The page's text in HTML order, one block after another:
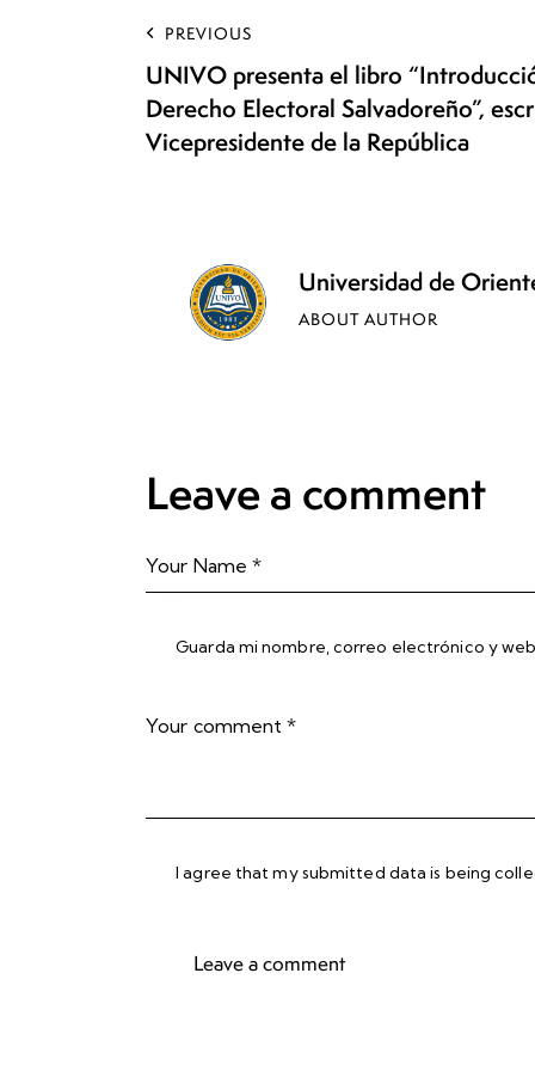
PREVIOUS
UNIVO presenta el libro
Derecho Electoral Salvadoreño”,
Vicepresidente de la República
Universidad de
ABOUT AUTHOR
Leave a comment
Guarda mi nombre, correo electrónico y
I agree that my submitted data is being